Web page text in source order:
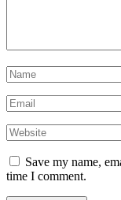
Save my name,
time I comment.